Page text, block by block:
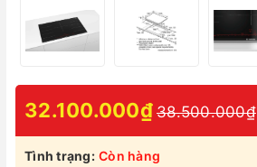
32.100.000₫ 38.500.000₫
Tình trạng: Còn hàng